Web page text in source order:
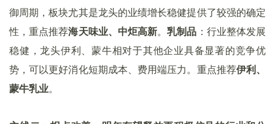
御周期，板块尤其是龙头的业绩增长稳健提供了较强的确定
性，重点推荐海天味业、中炬高新。乳制品 ：行业整体发展
稳健，龙头伊利、蒙牛相对于其他企业具备显著的竞争优
势，可以更好消化短期成本、费用端压力。重点推荐伊利、
蒙牛乳业。